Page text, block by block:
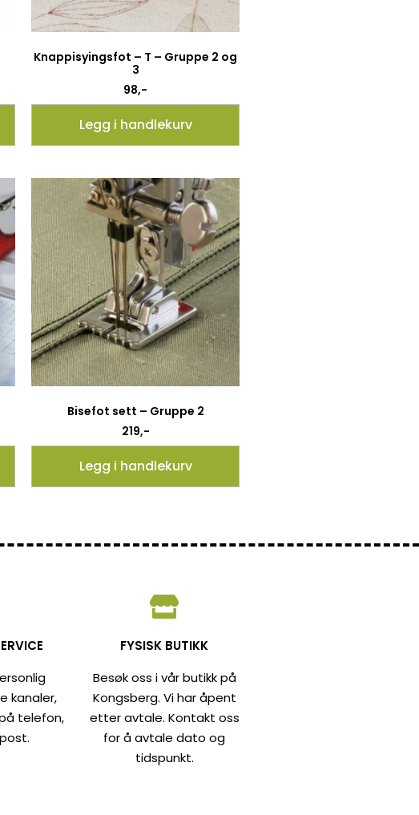
Knappisyingsfot – T – Gruppe 2 og
3
98,-
Legg i handlekurv
Bisefot sett – Gruppe 2
219,-
Legg i handlekurv
kanaler,
telefon,
FYSISK BUTIKK
Besøk oss i vår butikk på
Kongsberg. Vi har åpent
etter avtale. Kontakt oss
for å avtale dato og
tidspunkt.